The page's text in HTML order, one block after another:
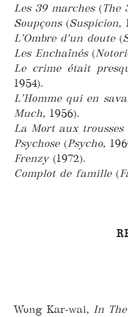
Les 39 marches (The
Soupçons(Suspicion,
L’Ombre d’un doute(
Les Enchaînés(
Le crime était
1954).
L’Homme qui en
Much, 1956).
La Mort aux trousses
Psychose(Psycho,
Frenzy(1972).
Complot de famille(
Wong Kar-wai, In